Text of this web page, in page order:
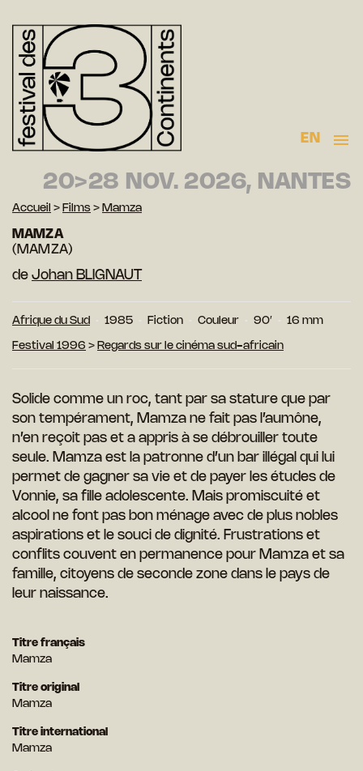
EN
20>28 NOV. 2026, NANTES
Accueil > Films > Mamza
MAMZA
(MAMZA)
de Johan BLIGNAUT
Afrique du Sud 1985 Fiction Couleur 90′ 16 mm
Festival 1996 > Regards sur le cinéma sud-africain
Solide comme un roc, tant par sa stature que par
son tempérament, Mamza ne fait pas l’aumône,
n’en reçoit pas et a appris à se débrouiller toute
seule. Mamza est la patronne d’un bar illégal qui lui
permet de gagner sa vie et de payer les études de
Vonnie, sa fille adolescente. Mais promiscuité et
alcool ne font pas bon ménage avec de plus nobles
aspirations et le souci de dignité. Frustrations et
conflits couvent en permanence pour Mamza et sa
famille, citoyens de seconde zone dans le pays de
leur naissance.
Titre français
Mamza
Titre original
Mamza
Titre international
Mamza